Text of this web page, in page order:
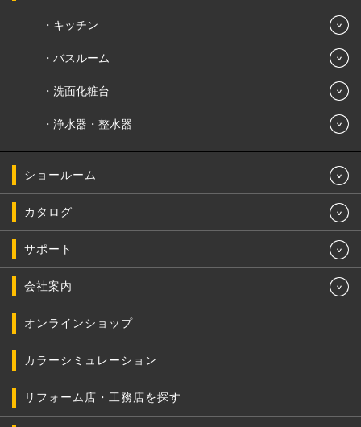
キッチン
バスルーム
洗面化粧台
浄水器・整水器
ショールーム
カタログ
サポート
会社案内
オンラインショップ
カラーシミュレーション
リフォーム店・工務店を探す